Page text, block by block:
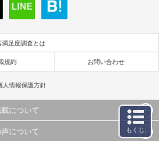
満足度調査とは
規約 お問い合わせ
人情報保護方針
について
ラスト、画像データ等）及びこれらの配置・
について もくじ